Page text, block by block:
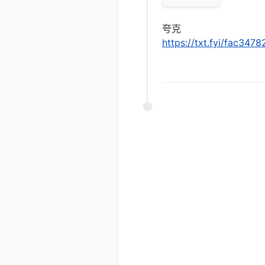
夸克
https://txt.fyi/